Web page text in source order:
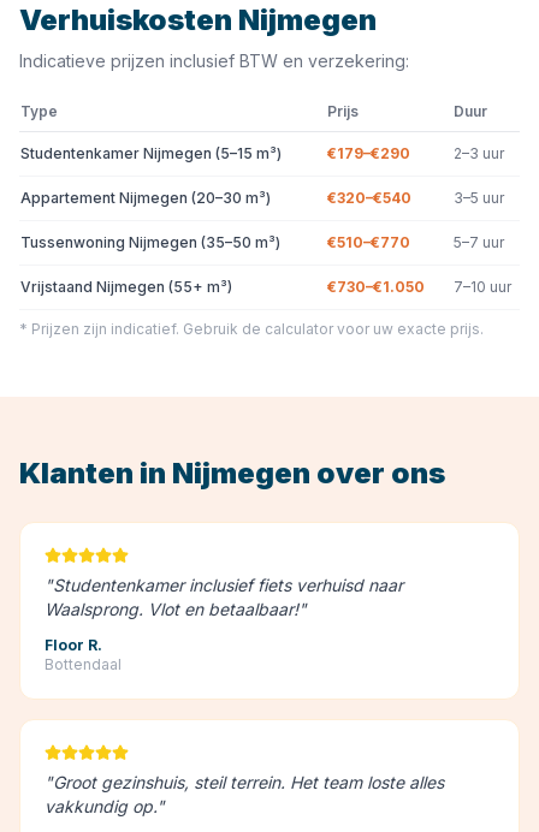
Verhuiskosten Nijmegen
Indicatieve prijzen inclusief BTW en verzekering:
Type Prijs Duur
Studentenkamer Nijmegen (5–15 m³) €179–€290 2–3 uur
Appartement Nijmegen (20–30 m³) €320–€540 3–5 uur
Tussenwoning Nijmegen (35–50 m³) €510–€770 5–7 uur
Vrijstaand Nijmegen (55+ m³) €730–€1.050 7–10 uur
* Prijzen zijn indicatief. Gebruik de calculator voor uw exacte prijs.
Klanten in Nijmegen over ons
"Studentenkamer inclusief fiets verhuisd naar
Waalsprong. Vlot en betaalbaar!"
Floor R.
Bottendaal
"Groot gezinshuis, steil terrein. Het team loste alles
vakkundig op."